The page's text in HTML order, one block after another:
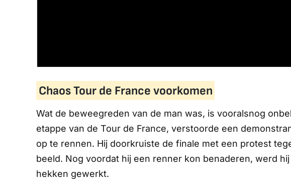
Chaos Tour de France voorkomen
Wat de beweegreden van de man was, is vooralsnog
etappe van de Tour de France, verstoorde een
op te rennen. Hij doorkruiste de finale met een protest
beeld. Nog voordat hij een renner kon benaderen, werd
hekken gewerkt.